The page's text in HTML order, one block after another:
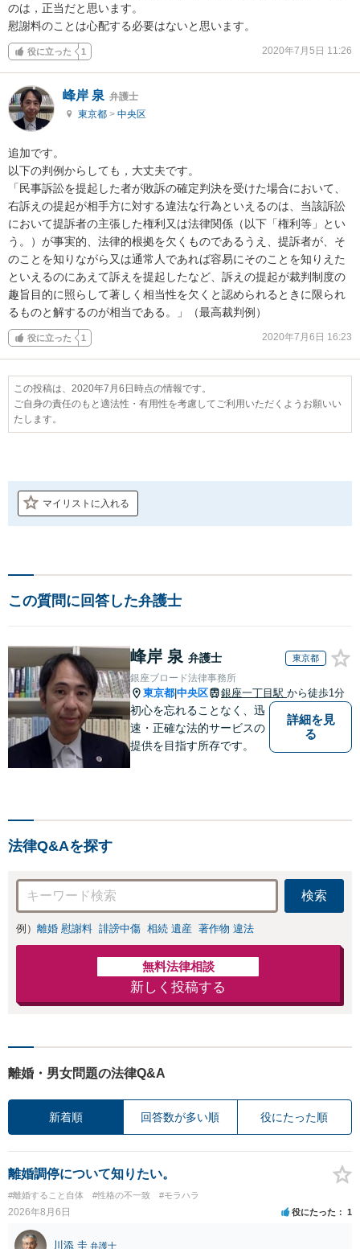
のは，正当だと思います。
慰謝料のことは心配する必要はないと思います。
役に立った 1 2020年7月5日 11:26
峰岸 泉 弁護士
東京都 > 中央区
追加です。
以下の判例からしても，大丈夫です。
「民事訴訟を提起した者が敗訴の確定判決を受けた場合において、
右訴えの提起が相手方に対する違法な行為といえるのは、当該訴訟
において提訴者の主張した権利又は法律関係（以下「権利等」とい
う。）が事実的、法律的根拠を欠くものであるうえ、提訴者が、そ
のことを知りながら又は通常人であれば容易にそのことを知りえた
といえるのにあえて訴えを提起したなど、訴えの提起が裁判制度の
趣旨目的に照らして著しく相当性を欠くと認められるときに限られ
るものと解するのが相当である。」（最高裁判例）
役に立った 1 2020年7月6日 16:23
この投稿は、2020年7月6日時点の情報です。
ご自身の責任のもと適法性・有用性を考慮してご利用いただくようお願いい
たします。
マイリストに入れる
この質問に回答した弁護士
峰岸 泉 弁護士 東京都
銀座ブロード法律事務所
東京都 中央区 銀座一丁目駅 から徒歩1分
初心を忘れることなく、迅
速・正確な法的サービスの
提供を目指す所存です。
詳細を見
る
法律Q&Aを探す
検索
例） 離婚 慰謝料 誹謗中傷 相続 遺産 著作物 違法
無料法律相談
新しく投稿する
離婚・男女問題の法律Q&A
新着順 回答数が多い順 役にたった順
離婚調停について知りたい。
#離婚すること自体 #性格の不一致 #モラハラ
2026年8月6日 役にたった 1
川添 圭 弁護士